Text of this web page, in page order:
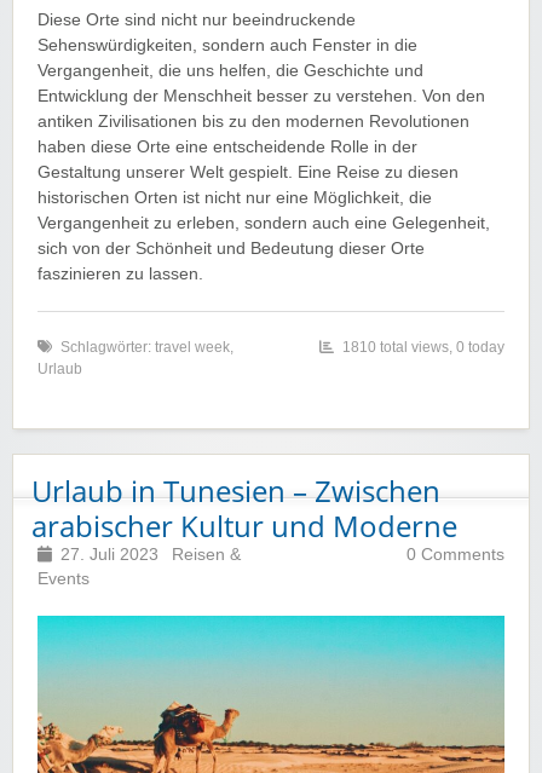
Diese Orte sind nicht nur beeindruckende
Sehenswürdigkeiten, sondern auch Fenster in die
Vergangenheit, die uns helfen, die Geschichte und
Entwicklung der Menschheit besser zu verstehen. Von den
antiken Zivilisationen bis zu den modernen Revolutionen
haben diese Orte eine entscheidende Rolle in der
Gestaltung unserer Welt gespielt. Eine Reise zu diesen
historischen Orten ist nicht nur eine Möglichkeit, die
Vergangenheit zu erleben, sondern auch eine Gelegenheit,
sich von der Schönheit und Bedeutung dieser Orte
faszinieren zu lassen.
Schlagwörter: travel week,
Urlaub
1810 total views, 0 today
Urlaub in Tunesien – Zwischen
arabischer Kultur und Moderne
27. Juli 2023
Reisen &
Events
0 Comments